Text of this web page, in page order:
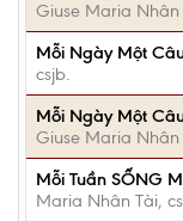
Giuse Maria Nhân
Mỗi Ngày Một
csjb.
Mỗi Ngày Một
Giuse Maria Nhân
Mỗi Tuần SỐNG
Maria Nhân Tài,